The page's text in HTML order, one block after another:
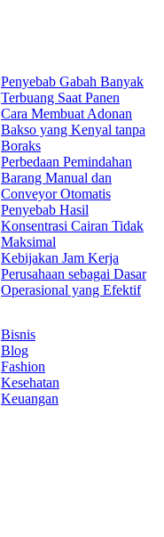
Penyebab Gabah Banyak
Terbuang Saat Panen
Cara Membuat Adonan
Bakso yang Kenyal tanpa
Boraks
Perbedaan Pemindahan
Barang Manual dan
Conveyor Otomatis
Penyebab Hasil
Konsentrasi Cairan Tidak
Maksimal
Kebijakan Jam Kerja
Perusahaan sebagai Dasar
Operasional yang Efektif
Bisnis
Blog
Fashion
Kesehatan
Keuangan